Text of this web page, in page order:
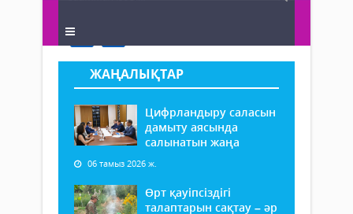
ЖАҢАЛЫҚТАР
Цифрландыру саласын
дамыту аясында
салынатын жаңа
06 тамыз 2026 ж.
Өрт қауіпсіздігі
талаптарын сақтау – әр